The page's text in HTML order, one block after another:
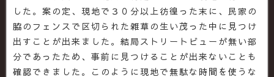
した。案の定、現地で３０分以上彷徨った末に、民家の
脇のフェンスで区切られた雑草の生い茂った中に見つけ
出すことが出来ました。結局ストリートビューが無い部
分であったため、事前に見つけることが出来ないことも
確認できました。このように現地で無駄な時間を使うな